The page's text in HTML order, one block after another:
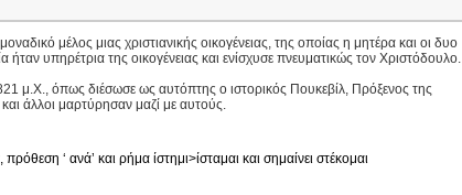
μέλος μιας χριστιανικής οικογένειας, της οποίας η μητέρα και οι δυο
υπηρέτρια της οικογένειας και ενίσχυσε πνευματικώς τον Χριστόδουλο.
μ.Χ., όπως διέσωσε ως αυτόπτης ο ιστορικός Πουκεβίλ, Πρόξενος της
άλλοι μαρτύρησαν μαζί με αυτούς.
‘ ανά’ και ρήμα ίστημι>ίσταμαι και σημαίνει στέκομαι